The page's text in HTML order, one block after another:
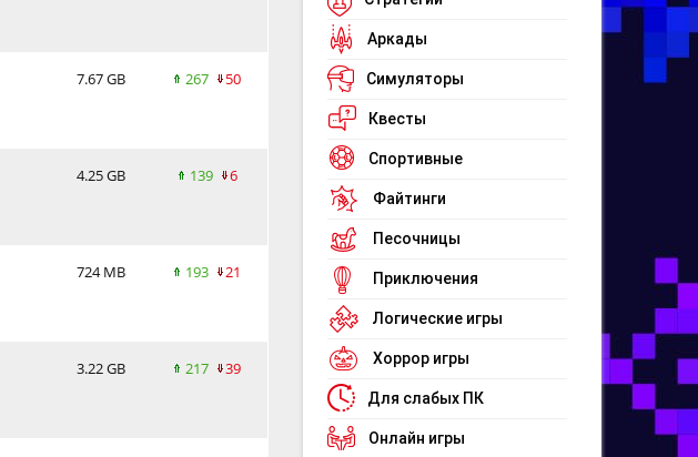
7.67 GB 267 50
4.25 GB 139 6
724 MB 193 21
3.22 GB 217 39
Аркады
Симуляторы
Квесты
Спортивные
Файтинги
Песочницы
Приключения
Логические игры
Хоррор игры
Для слабых ПК
Онлайн игры